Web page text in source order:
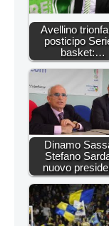
Avellino
posticipo
basket:…
Dinamo
Stefano
nuovo